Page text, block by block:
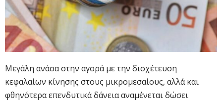
Μεγάλη ανάσα στην αγορά με την διοχέτευση
κεφαλαίων κίνησης στους μικρομεσαίους, αλλά και
φθηνότερα επενδυτικά δάνεια αναμένεται δώσει